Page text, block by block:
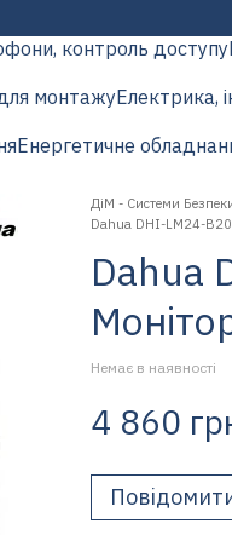
контроль доступу
монтажуЕлектрика,
Енергетичне
ДіМ - Системи
Dahua DHI-LM24-
Dahua
Немає в наявності
4 860